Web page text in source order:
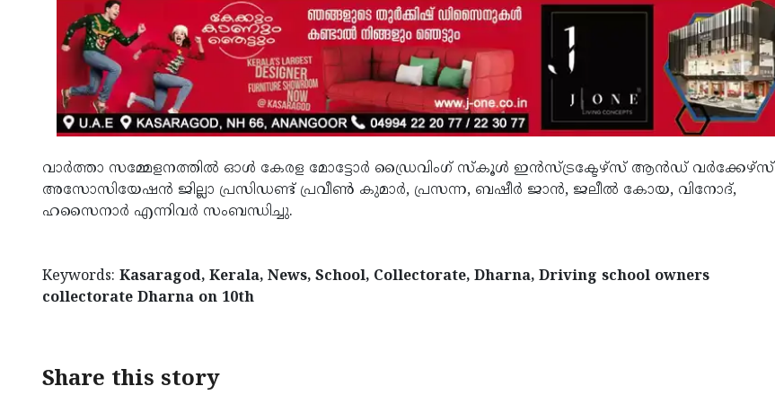
വാര്‍ത്താ സമ്മേളനത്തില്‍ ഓള്‍ കേരള മോട്ടോര്‍ ഡ്രൈവിംഗ് സ്‌കൂള്‍ ഇന്‍സ്ട്രക്ടേഴ്‌സ് ആന്‍ഡ് വര്‍ക്കേഴ്‌സ്
അസോസിയേഷന്‍ ജില്ലാ പ്രസിഡണ്ട് പ്രവീണ്‍ കുമാര്‍, പ്രസന്ന, ബഷീര്‍ ജാന്‍, ജലീല്‍ കോയ, വിനോദ്,
ഹസൈനാര്‍ എന്നിവര്‍ സംബന്ധിച്ചു.
Keywords: Kasaragod, Kerala, News, School, Collectorate, Dharna, Driving school owners
collectorate Dharna on 10th
Share this story